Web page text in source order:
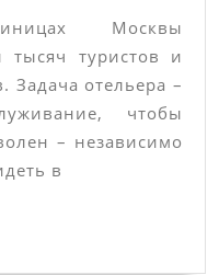
Москвы
тысяч туристов и
Задача отельера –
чтобы
– независимо
в